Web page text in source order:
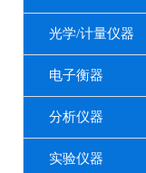
光学/计量仪器
电子衡器
分析仪器
实验仪器